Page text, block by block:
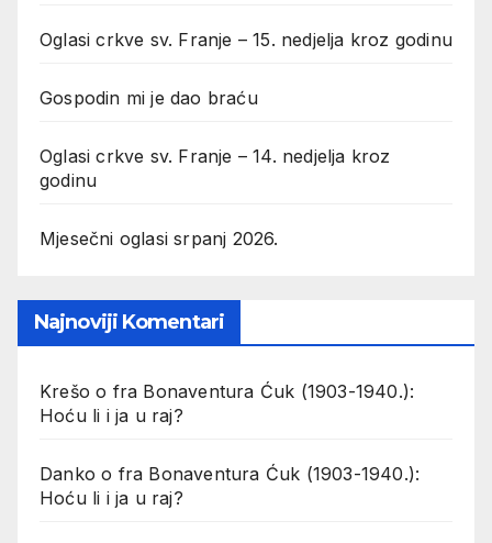
Oglasi crkve sv. Franje – 15. nedjelja kroz godinu
Gospodin mi je dao braću
Oglasi crkve sv. Franje – 14. nedjelja kroz
godinu
Mjesečni oglasi srpanj 2026.
Najnoviji Komentari
Krešo o fra Bonaventura Ćuk (1903-1940.):
Hoću li i ja u raj?
Danko o fra Bonaventura Ćuk (1903-1940.):
Hoću li i ja u raj?